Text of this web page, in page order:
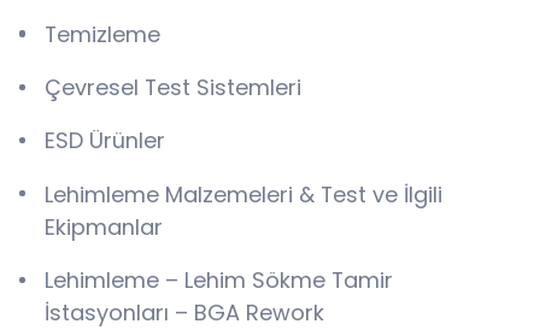
Temizleme
Çevresel Test Sistemleri
ESD Ürünler
Lehimleme Malzemeleri & Test ve İlgili
Ekipmanlar
Lehimleme – Lehim Sökme Tamir
İstasyonları – BGA Rework